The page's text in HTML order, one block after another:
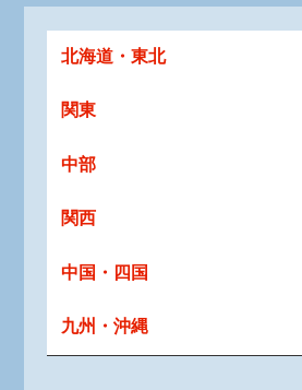
北海道・東北
関東
中部
関西
中国・四国
九州・沖縄